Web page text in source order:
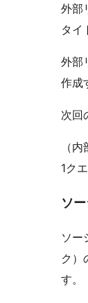
外部
タイ
外部
作成
次回
（
1ク
ソ
ソー
ク）
す。